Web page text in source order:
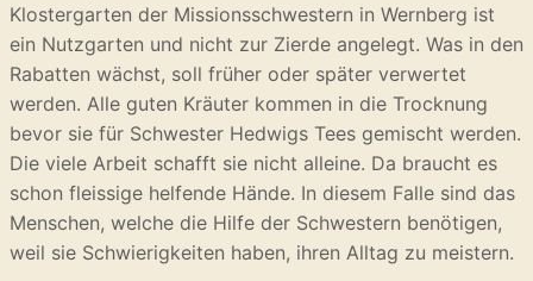
Klostergarten der Missionsschwestern in Wernberg ist
ein Nutzgarten und nicht zur Zierde angelegt. Was in den
Rabatten wächst, soll früher oder später verwertet
werden. Alle guten Kräuter kommen in die Trocknung
bevor sie für Schwester Hedwigs Tees gemischt werden.
Die viele Arbeit schafft sie nicht alleine. Da braucht es
schon fleissige helfende Hände. In diesem Falle sind das
Menschen, welche die Hilfe der Schwestern benötigen,
weil sie Schwierigkeiten haben, ihren Alltag zu meistern.